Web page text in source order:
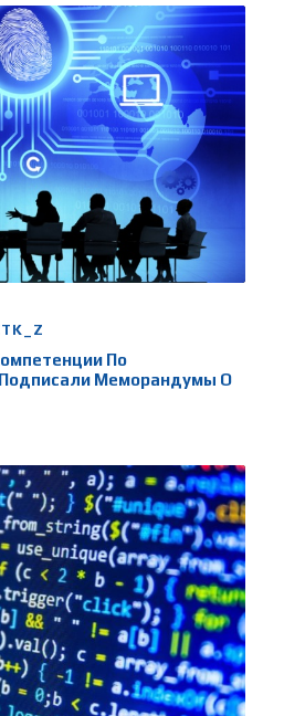
По
Подписали Меморандумы О